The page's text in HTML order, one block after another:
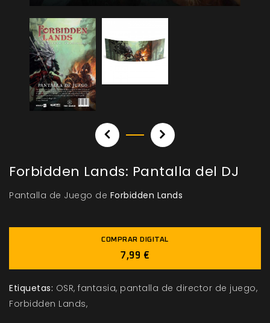
Forbidden Lands: Pantalla del DJ
Pantalla de Juego de Forbidden Lands
COMPRAR DIGITAL
7,99 €
Etiquetas: OSR fantasia pantalla de director de juego
Forbidden Lands